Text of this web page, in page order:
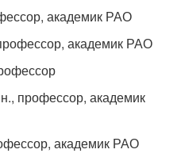
академик РАО
академик РАО
профессор, академик
академик РАО